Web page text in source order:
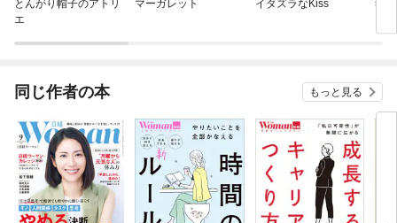
とんがり帽子のアトリ
エ
マーガレット イタズラなKiss 妻
同じ作者の本 もっと見る